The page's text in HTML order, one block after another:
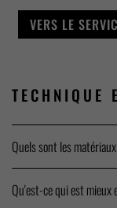
VERS LE
TECHNIQUE
Quels sont les
Qu'est-ce qui est mieux